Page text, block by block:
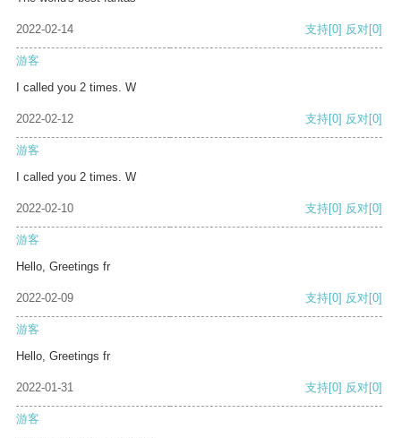
2022-02-14 支持[0] 反对[0]
游客
I called you 2 times. W
2022-02-12 支持[0] 反对[0]
游客
I called you 2 times. W
2022-02-10 支持[0] 反对[0]
游客
Hello, Greetings fr
2022-02-09 支持[0] 反对[0]
游客
Hello, Greetings fr
2022-01-31 支持[0] 反对[0]
游客